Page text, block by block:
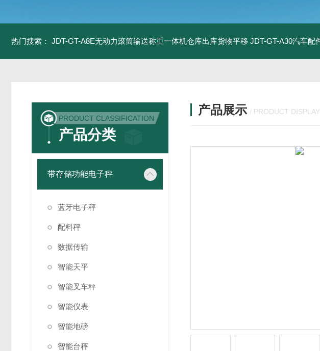
热门搜索： JDT-GT-A8E无动力滚筒输送称重一体机仓库出库货物平移 JDT-GT-A30汽车配
PRODUCT CLASSIFICATION
产品分类
带存储功能电子秤
蓝牙电子秤
配料秤
数据传输
智能天平
智能叉车秤
智能仪表
智能地磅
智能台秤
产品展示 / PRODUCT DISPLAY